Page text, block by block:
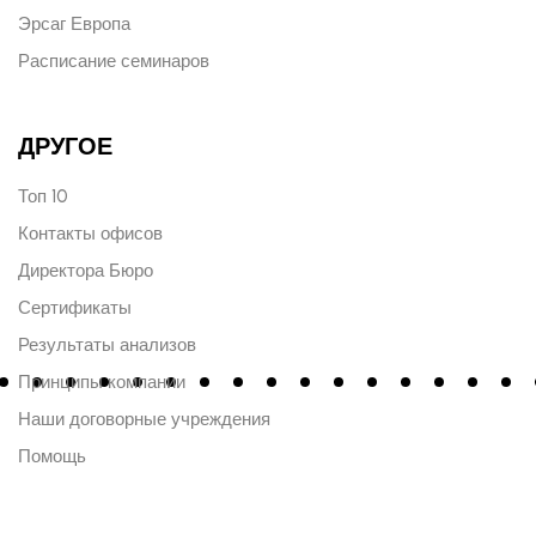
Эрсаг Европа
Расписание семинаров
ДРУГОЕ
Топ 10
Контакты офисов
Директора Бюро
Сертификаты
Результаты анализов
Принципы компании
Наши договорные учреждения
Помощь